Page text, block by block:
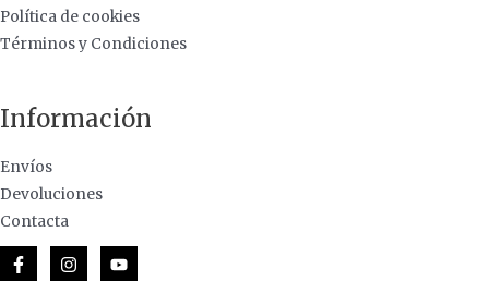
Política de cookies
Términos y Condiciones
Información
Envíos
Devoluciones
Contacta